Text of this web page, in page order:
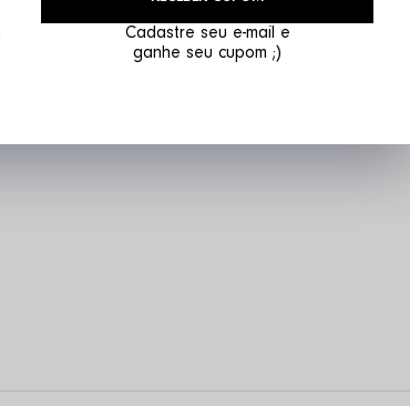
Parcelamento em até 6x sem juros
Cadastre seu e-mail e
ganhe seu cupom ;)